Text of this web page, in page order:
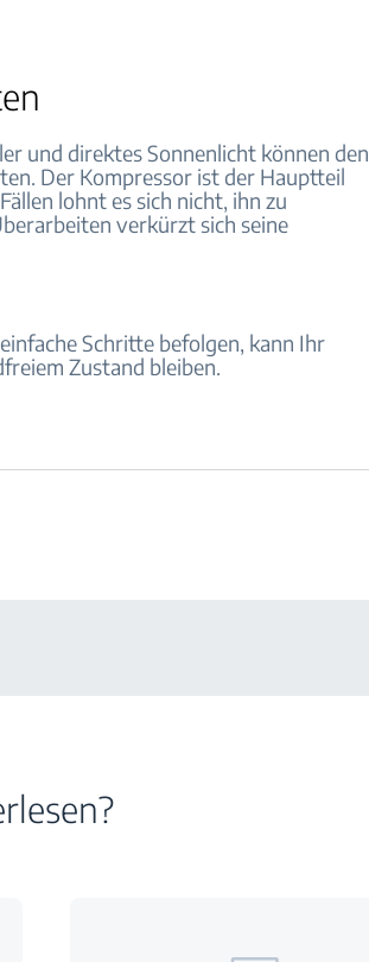
und direktes Sonnenlicht können den
Der Kompressor ist der Hauptteil
lohnt es sich nicht, ihn zu
verkürzt sich seine
Schritte befolgen, kann Ihr
Zustand bleiben.